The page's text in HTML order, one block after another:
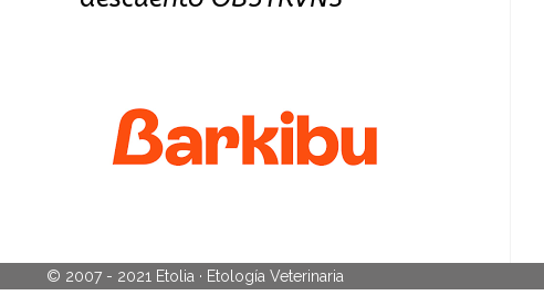
© 2007 - 2021 Etolia · Etología Veterinaria